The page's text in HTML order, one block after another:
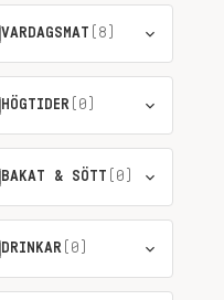
VARDAGSMAT (8)
HÖGTIDER (0)
BAKAT & SÖTT (0)
DRINKAR (0)